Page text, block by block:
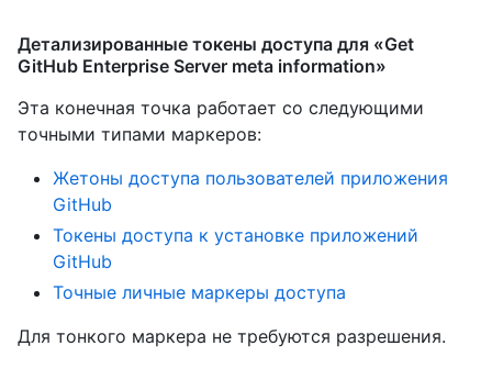
Детализированные токены доступа для «Get
GitHub Enterprise Server meta information»
Эта конечная точка работает со следующими
точными типами маркеров:
Жетоны доступа пользователей приложения
GitHub
Токены доступа к установке приложений
GitHub
Точные личные маркеры доступа
Для тонкого маркера не требуются разрешения.